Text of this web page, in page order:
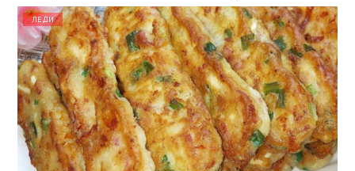
ЛЕДИ